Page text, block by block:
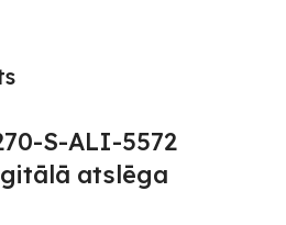
S-ALI-5572
atslēga